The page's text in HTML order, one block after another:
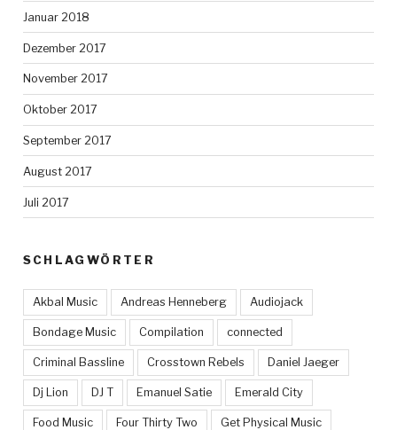
Januar 2018
Dezember 2017
November 2017
Oktober 2017
September 2017
August 2017
Juli 2017
SCHLAGWÖRTER
Akbal Music Andreas Henneberg Audiojack
Bondage Music Compilation connected
Criminal Bassline Crosstown Rebels Daniel Jaeger
Dj Lion DJ T Emanuel Satie Emerald City
Food Music Four Thirty Two Get Physical Music